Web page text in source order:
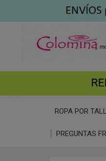
ROPA POR
PREGUNTAS